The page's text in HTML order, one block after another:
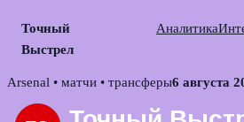
Точный
Выстрел
Аналитика
Skip
Arsenal • матчи • трансферы6 августа